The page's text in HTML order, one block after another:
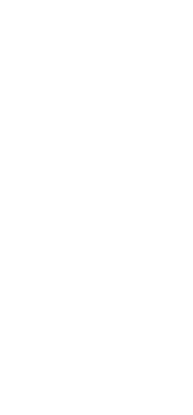
de
Real Academia
o seu correo
de carácter
aos seus
poderán exercer o
e cancelación dos
de